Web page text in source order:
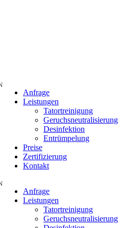
Anfrage
Leistungen
Tatortreinigung
Geruchsneutralisierung
Desinfektion
Entrümpelung
Preise
Zertifizierung
Kontakt
Anfrage
Leistungen
Tatortreinigung
Geruchsneutralisierung